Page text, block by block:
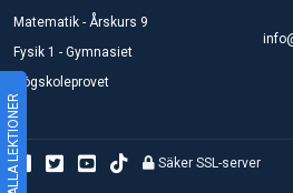
ALLA LEKTIONER
Matematik - Årskurs 9
Fysik 1 - Gymnasiet
Högskoleprovet
Säker SSL-server